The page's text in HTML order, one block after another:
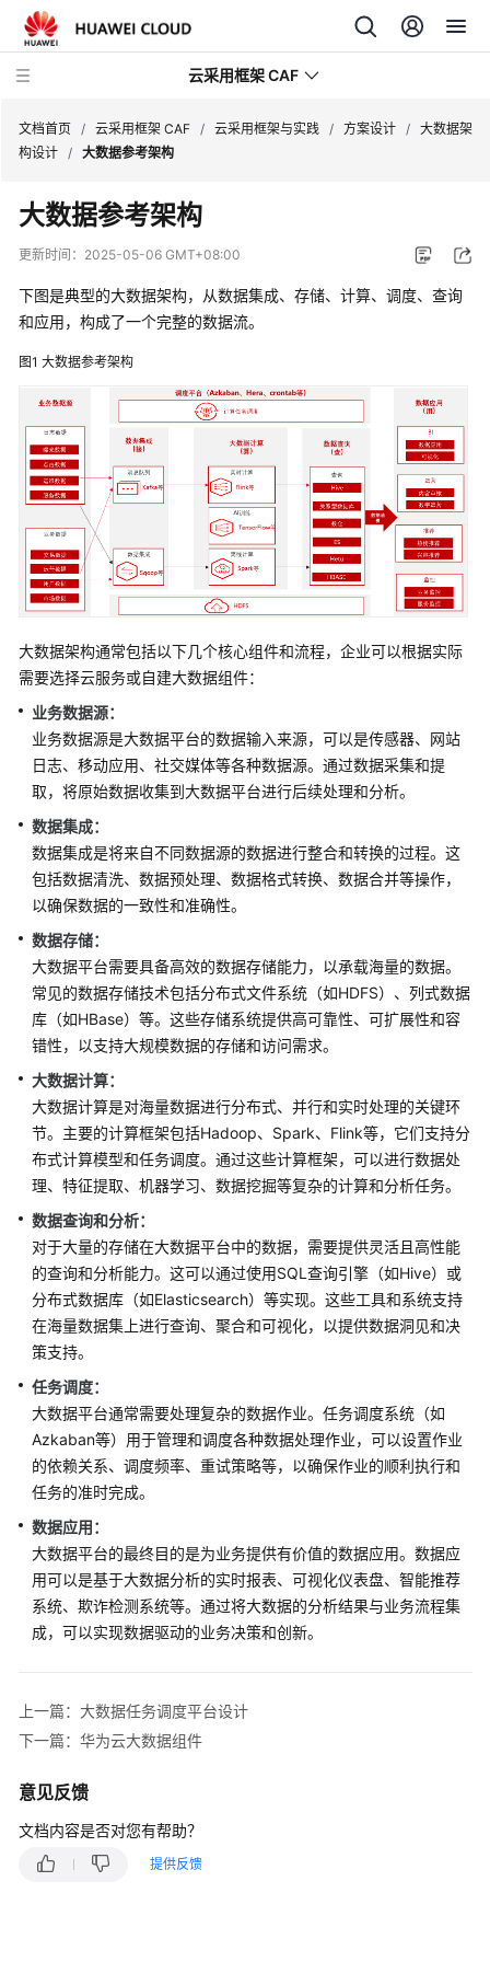
云采用框架 CAF
云
采
用
架
与
践
采
用
框
简
介
制
战
略
顶
层
规
调
研
评
估
方
案
设
计
概
述
组
方
案
设
计
团
基
础
环
境
设
计
应
用
架
构
大
据
构
设
文档首页 / 云采用框架 CAF / 云采用框架与实践 / 方案设计 / 大数据架
构设计 / 大数据参考架构
大数据参考架构
更新时间： 2025-05-06 GMT+08:00
下图是典型的大数据架构，从数据集成、存储、计算、调度、查询
和应用，构成了一个完整的数据流。
图1 大数据参考架构
大数据架构通常包括以下几个核心组件和流程，企业可以根据实际
需要选择云服务或自建大数据组件：
业务数据源：
业务数据源是大数据平台的数据输入来源，可以是传感器、网站
日志、移动应用、社交媒体等各种数据源。通过数据采集和提
取，将原始数据收集到大数据平台进行后续处理和分析。
数据集成：
数据集成是将来自不同数据源的数据进行整合和转换的过程。这
包括数据清洗、数据预处理、数据格式转换、数据合并等操作，
以确保数据的一致性和准确性。
数据存储：
大数据平台需要具备高效的数据存储能力，以承载海量的数据。
常见的数据存储技术包括分布式文件系统（如HDFS）、列式数据
库（如HBase）等。这些存储系统提供高可靠性、可扩展性和容
错性，以支持大规模数据的存储和访问需求。
大数据计算：
大数据计算是对海量数据进行分布式、并行和实时处理的关键环
节。主要的计算框架包括Hadoop、Spark、Flink等，它们支持分
布式计算模型和任务调度。通过这些计算框架，可以进行数据处
理、特征提取、机器学习、数据挖掘等复杂的计算和分析任务。
数据查询和分析：
对于大量的存储在大数据平台中的数据，需要提供灵活且高性能
的查询和分析能力。这可以通过使用SQL查询引擎（如Hive）或
分布式数据库（如Elasticsearch）等实现。这些工具和系统支持
在海量数据集上进行查询、聚合和可视化，以提供数据洞见和决
策支持。
任务调度：
大数据平台通常需要处理复杂的数据作业。任务调度系统（如
Azkaban等）用于管理和调度各种数据处理作业，可以设置作业
的依赖关系、调度频率、重试策略等，以确保作业的顺利执行和
任务的准时完成。
数据应用：
大数据平台的最终目的是为业务提供有价值的数据应用。数据应
用可以是基于大数据分析的实时报表、可视化仪表盘、智能推荐
系统、欺诈检测系统等。通过将大数据的分析结果与业务流程集
成，可以实现数据驱动的业务决策和创新。
上一篇：大数据任务调度平台设计
下一篇：华为云大数据组件
意见反馈
文档内容是否对您有帮助？
提供反馈